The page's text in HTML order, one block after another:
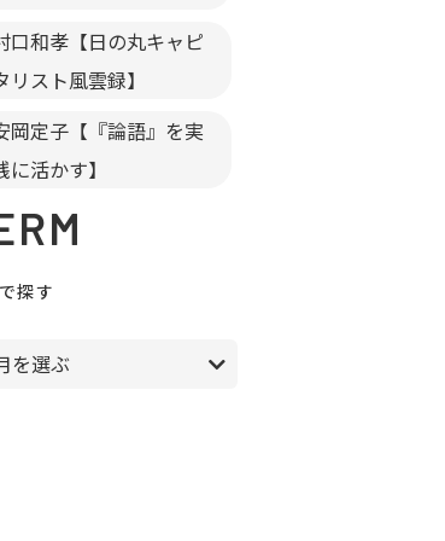
口和孝【日の丸キャピ
リスト風雲録】
岡定子【『論語』を実
に活かす】
探す
を選ぶ